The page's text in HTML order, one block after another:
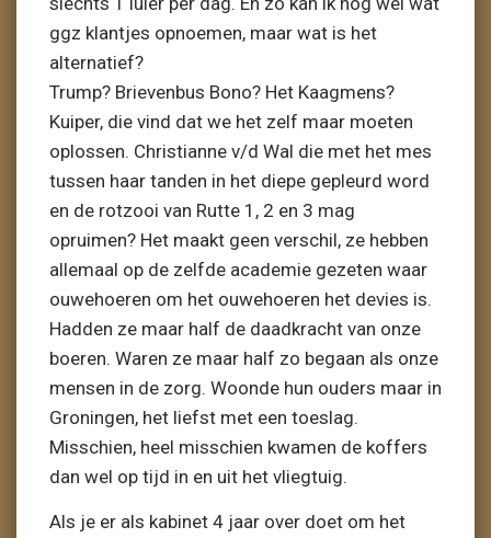
ggz klantjes opnoemen, maar wat is het
alternatief?
Trump? Brievenbus Bono? Het Kaagmens?
Kuiper, die vind dat we het zelf maar moeten
oplossen. Christianne v/d Wal die met het mes
tussen haar tanden in het diepe gepleurd word
en de rotzooi van Rutte 1, 2 en 3 mag
opruimen? Het maakt geen verschil, ze hebben
allemaal op de zelfde academie gezeten waar
ouwehoeren om het ouwehoeren het devies is.
Hadden ze maar half de daadkracht van onze
boeren. Waren ze maar half zo begaan als onze
mensen in de zorg. Woonde hun ouders maar in
Groningen, het liefst met een toeslag.
Misschien, heel misschien kwamen de koffers
dan wel op tijd in en uit het vliegtuig.
Als je er als kabinet 4 jaar over doet om het